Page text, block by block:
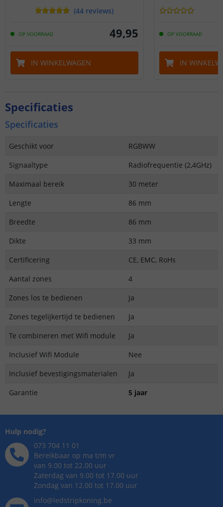
(44 reviews)
OP VOORRAAD 49,95
IN WINKELWAGEN
OP VOORRAAD
IN
Specificaties
Specificaties
Geschikt voor
RGBWW
Signaaltype
Radiofrequentie (2,4GHz)
Maximaal bereik
30 meter
Lengte
86 mm
Breedte
86 mm
Dikte
33 mm
Certificering
CE, EMC, RoHs
Aantal zones
4
Zones los te bedienen
Ja
Zones tegelijkertijd te bedienen
Ja
Te combineren met Wifi module
Ja
Inclusief Wifi Module
Nee
Inclusief bevestigingsmaterialen
Ja
Garantie
5 jaar
Hulp nodig?
073 704 11 01
Bereikbaar op ma t/m vr
van 9.00 tot 22.00 uur
Zaterdag van 9.00 tot 17.00 uur
Zondag van 12.00 tot 17.00 uur
info@ledstripkoning.be